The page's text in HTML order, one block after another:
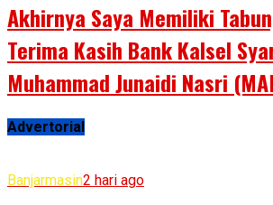
Akhirnya Saya Memiliki
Terima Kasih Bank Kalsel
Muhammad Junaidi Nasri
Advertorial
Banjarmasin2 hari ago